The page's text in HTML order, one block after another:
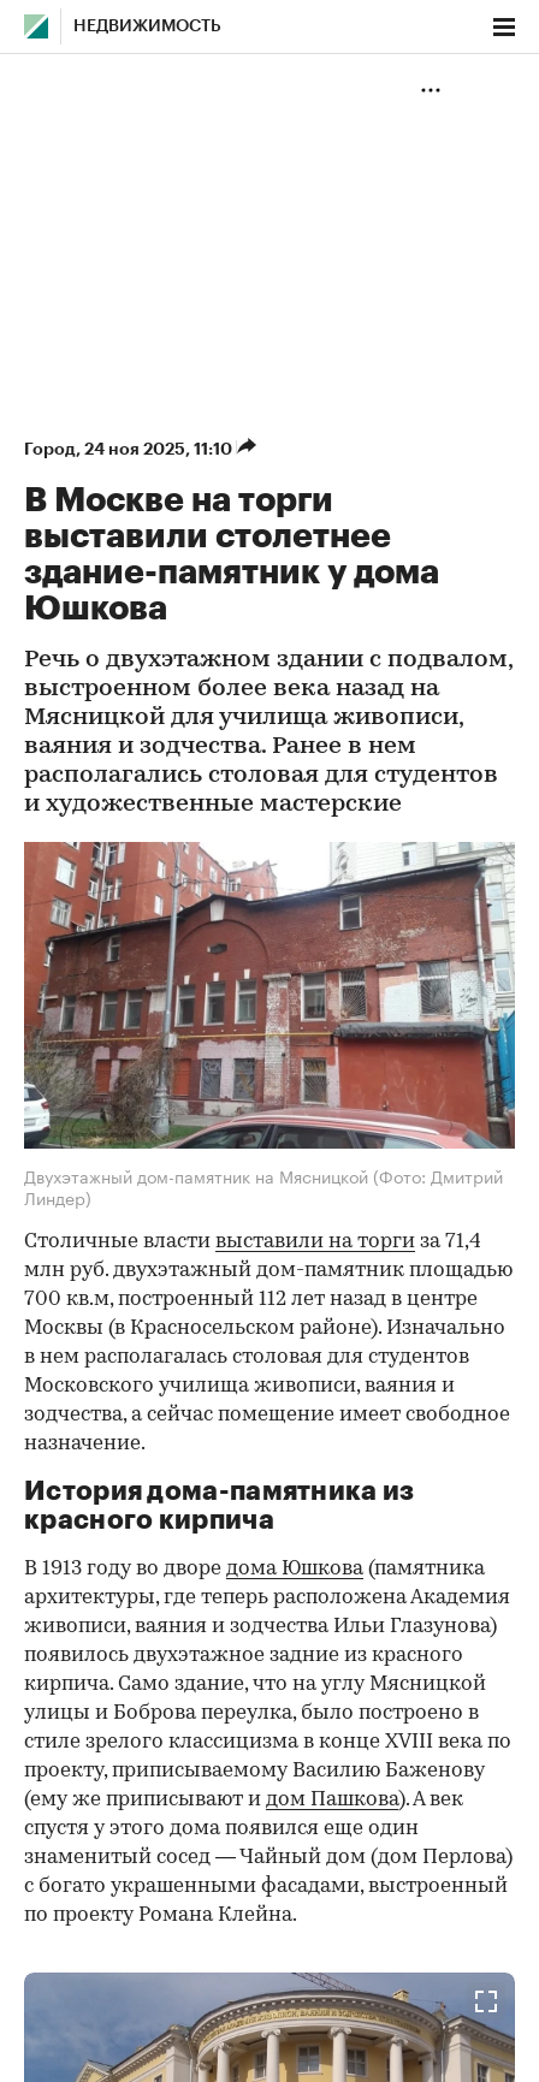
НЕДВИЖИМОСТЬ
Город⁠, 24 ноя 2025, 11:10
В Москве на торги
выставили столетнее
здание-памятник у дома
Юшкова
Речь о двухэтажном здании с подвалом,
выстроенном более века назад на
Мясницкой для училища живописи,
ваяния и зодчества. Ранее в нем
располагались столовая для студентов
и художественные мастерские
Двухэтажный дом-памятник на Мясницкой (Фото: Дмитрий
Линдер)
Столичные власти выставили на торги за 71,4
млн руб. двухэтажный дом-памятник площадью
700 кв.м, построенный 112 лет назад в центре
Москвы (в Красносельском районе). Изначально
в нем располагалась столовая для студентов
Московского училища живописи, ваяния и
зодчества, а сейчас помещение имеет свободное
назначение.
История дома-памятника из
красного кирпича
В 1913 году во дворе дома Юшкова(памятника
архитектуры, где теперь расположена Академия
живописи, ваяния и зодчества Ильи Глазунова)
появилось двухэтажное задние из красного
кирпича. Само здание, что на углу Мясницкой
улицы и Боброва переулка, было построено в
стиле зрелого классицизма в конце XVIII века по
проекту, приписываемому Василию Баженову
(ему же приписывают и дом Пашкова). А век
спустя у этого дома появился еще один
знаменитый сосед — Чайный дом (дом Перлова)
с богато украшенными фасадами, выстроенный
по проекту Романа Клейна.